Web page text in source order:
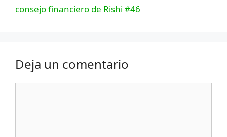
consejo financiero de Rishi #46
Deja un comentario